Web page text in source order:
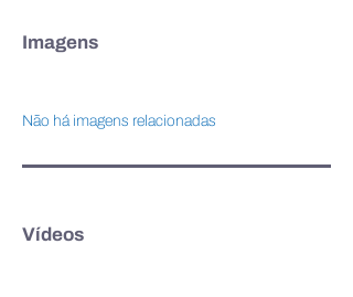
Imagens
Não há imagens relacionadas
Vídeos